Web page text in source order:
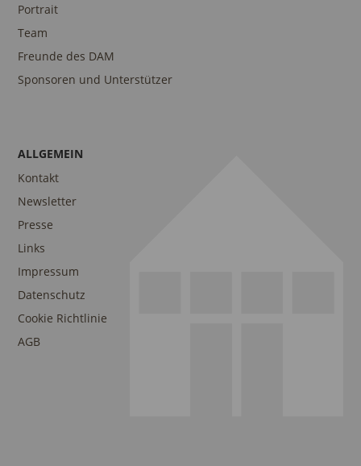
Portrait
Team
Freunde des DAM
Sponsoren und Unterstützer
ALLGEMEIN
Kontakt
Newsletter
Presse
Links
Impressum
Datenschutz
Cookie Richtlinie
AGB